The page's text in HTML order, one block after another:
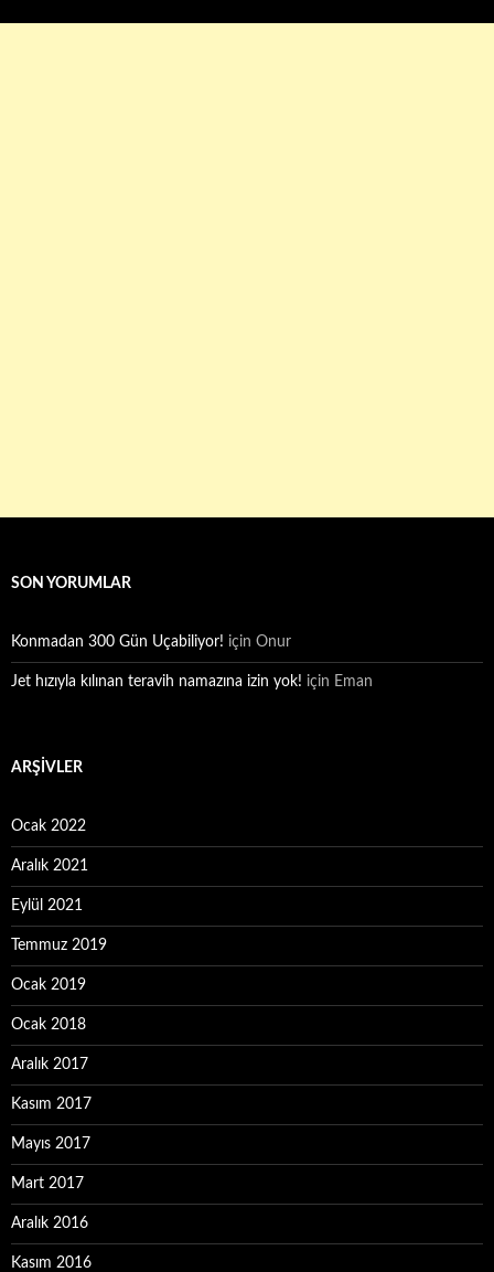
SON YORUMLAR
Konmadan 300 Gün Uçabiliyor! için Onur
Jet hızıyla kılınan teravih namazına izin yok! için Eman
ARŞIVLER
Ocak 2022
Aralık 2021
Eylül 2021
Temmuz 2019
Ocak 2019
Ocak 2018
Aralık 2017
Kasım 2017
Mayıs 2017
Mart 2017
Aralık 2016
Kasım 2016